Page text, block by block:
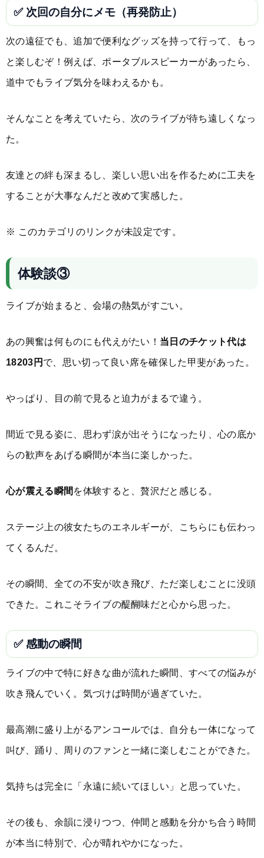
✅ 次回の自分にメモ（再発防止）
次の遠征でも、追加で便利なグッズを持って行って、もっ
と楽しむぞ！例えば、ポータブルスピーカーがあったら、
道中でもライブ気分を味わえるかも。
そんなことを考えていたら、次のライブが待ち遠しくなっ
た。
友達との絆も深まるし、楽しい思い出を作るために工夫を
することが大事なんだと改めて実感した。
※ このカテゴリのリンクが未設定です。
体験談③
ライブが始まると、会場の熱気がすごい。
あの興奮は何ものにも代えがたい！ 当日のチケット代は
18203円 で、思い切って良い席を確保した甲斐があった。
やっぱり、目の前で見ると迫力がまるで違う。
間近で見る姿に、思わず涙が出そうになったり、心の底か
らの歓声をあげる瞬間が本当に楽しかった。
心が震える瞬間 を体験すると、贅沢だと感じる。
ステージ上の彼女たちのエネルギーが、こちらにも伝わっ
てくるんだ。
その瞬間、全ての不安が吹き飛び、ただ楽しむことに没頭
できた。これこそライブの醍醐味だと心から思った。
✅ 感動の瞬間
ライブの中で特に好きな曲が流れた瞬間、すべての悩みが
吹き飛んでいく。気づけば時間が過ぎていた。
最高潮に盛り上がるアンコールでは、自分も一体になって
叫び、踊り、周りのファンと一緒に楽しむことができた。
気持ちは完全に「永遠に続いてほしい」と思っていた。
その後も、余韻に浸りつつ、仲間と感動を分かち合う時間
が本当に特別で、心が晴れやかになった。